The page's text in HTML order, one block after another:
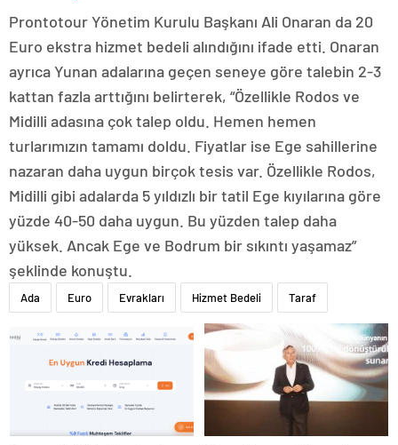
Prontotour Yönetim Kurulu Başkanı Ali Onaran da 20
Euro ekstra hizmet bedeli alındığını ifade etti. Onaran
ayrıca Yunan adalarına geçen seneye göre talebin 2-3
kattan fazla arttığını belirterek, “Özellikle Rodos ve
Midilli adasına çok talep oldu. Hemen hemen
turlarımızın tamamı doldu. Fiyatlar ise Ege sahillerine
nazaran daha uygun birçok tesis var. Özellikle Rodos,
Midilli gibi adalarda 5 yıldızlı bir tatil Ege kıyılarına göre
yüzde 40-50 daha uygun. Bu yüzden talep daha
yüksek. Ancak Ege ve Bodrum bir sıkıntı yaşamaz”
şeklinde konuştu.
Ada Euro Evrakları Hizmet Bedeli Taraf